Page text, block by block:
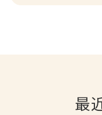
最